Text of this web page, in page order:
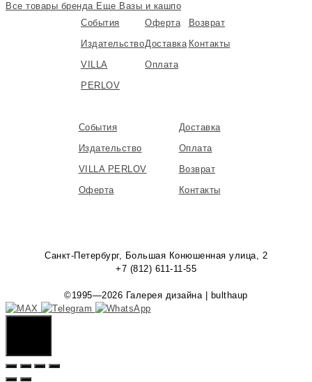
Все товары бренда Еще Вазы и кашпо
События
Издательство
VILLA
PERLOV
Оферта
Доставка
Оплата
Возврат
Контакты
События
Издательство
VILLA PERLOV
Оферта
Доставка
Оплата
Возврат
Контакты
Санкт-Петербург, Большая Конюшенная улица, 2
+7 (812) 611-11-55
©1995—2026 Галерея дизайна | bulthaup